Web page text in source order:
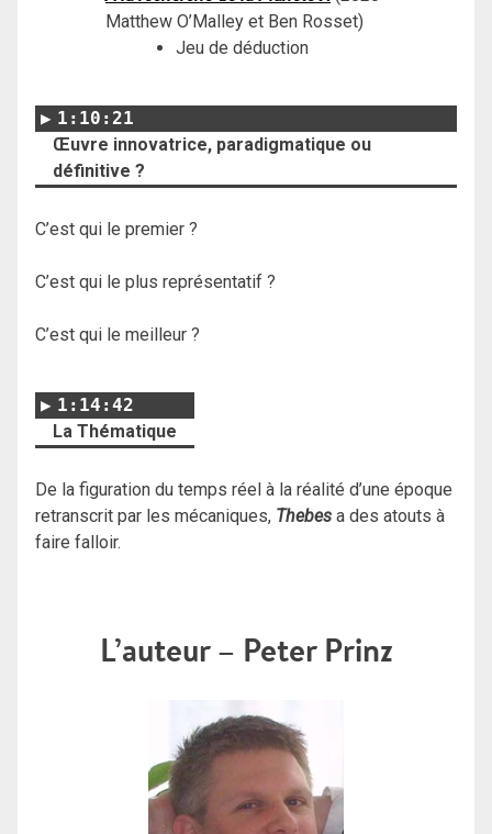
Matthew O’Malley et Ben Rosset)
Jeu de déduction
1:10:21
Œuvre innovatrice, paradigmatique ou
définitive ?
C’est qui le premier ?
C’est qui le plus représentatif ?
C’est qui le meilleur ?
1:14:42
La Thématique
De la figuration du temps réel à la réalité d’une époque
retranscrit par les mécaniques, Thebes a des atouts à
faire falloir.
L’auteur – Peter Prinz